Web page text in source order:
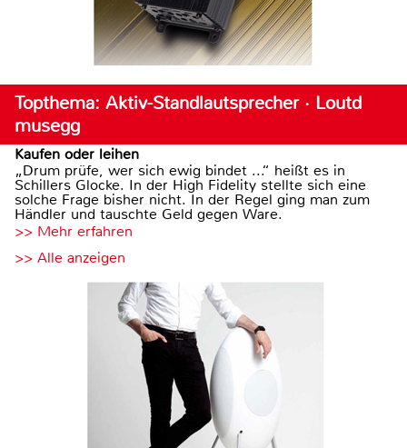
Topthema: Aktiv-Standlautsprecher · Loutd
musegg
Kaufen oder leihen
„Drum prüfe, wer sich ewig bindet ...“ heißt es in
Schillers Glocke. In der High Fidelity stellte sich eine
solche Frage bisher nicht. In der Regel ging man zum
Händler und tauschte Geld gegen Ware.
>> Mehr erfahren
>> Alle anzeigen